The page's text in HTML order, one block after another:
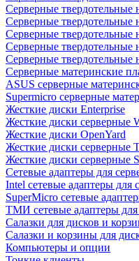
Cерверные твердотельные
Cерверные твердотельные
Cерверные твердотельные
Cерверные твердотельные
Cерверные твердотельные
Серверные материнские
ASUS серверные
Supermicro серверные
Жесткие диски Enterprise
Жесткие диски серверные
Жесткие диски OpenYard
Жесткие диски серверные
Жесткие диски серверные
Сетевые адаптеры для
Intel сетевые адаптеры для
SuperMicro сетевые
ТМИ сетевые адаптеры для
Салазки для дисков и
Салазки и корзины для
Компьютеры и опции